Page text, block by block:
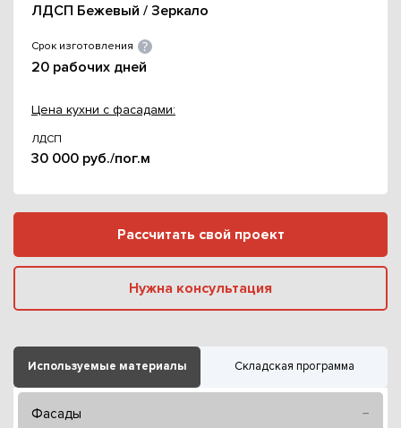
ЛДСП Бежевый / Зеркало
Срок изготовления
20 рабочих дней
Цена кухни с фасадами:
ЛДСП
30 000 руб./пог.м
Рассчитать свой проект
Нужна консультация
Используемые материалы Складская программа
Фасады